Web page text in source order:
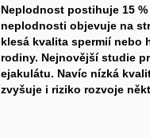
Neplodnost postihuje 15
neplodnosti objevuje na
klesá kvalita spermií nebo
rodiny. Nejnovější studie
ejakulátu. Navíc nízká
zvyšuje i riziko rozvoje